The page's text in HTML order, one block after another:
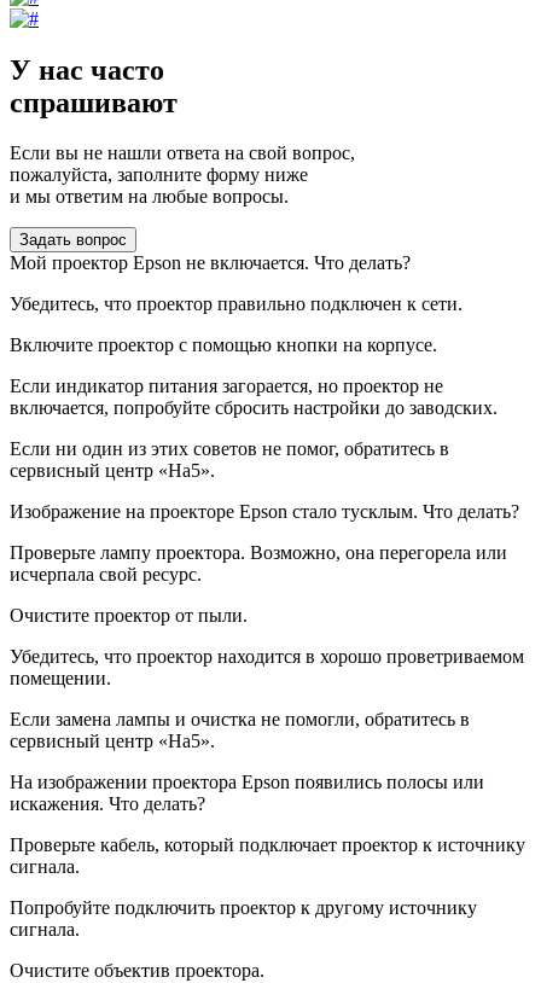
У нас часто
спрашивают
Если вы не нашли ответа на свой вопрос,
пожалуйста, заполните форму ниже
и мы ответим на любые вопросы.
Задать вопрос
Мой проектор Epson не включается. Что делать?
Убедитесь, что проектор правильно подключен к сети.
Включите проектор с помощью кнопки на корпусе.
Если индикатор питания загорается, но проектор не
включается, попробуйте сбросить настройки до заводских.
Если ни один из этих советов не помог, обратитесь в
сервисный центр «На5».
Изображение на проекторе Epson стало тусклым. Что делать?
Проверьте лампу проектора. Возможно, она перегорела или
исчерпала свой ресурс.
Очистите проектор от пыли.
Убедитесь, что проектор находится в хорошо проветриваемом
помещении.
Если замена лампы и очистка не помогли, обратитесь в
сервисный центр «На5».
На изображении проектора Epson появились полосы или
искажения. Что делать?
Проверьте кабель, который подключает проектор к источнику
сигнала.
Попробуйте подключить проектор к другому источнику
сигнала.
Очистите объектив проектора.